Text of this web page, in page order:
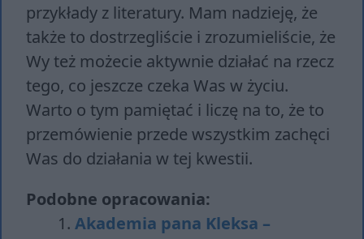
przykłady z literatury. Mam nadzieję, że
także to dostrzegliście i zrozumieliście, że
Wy też możecie aktywnie działać na rzecz
tego, co jeszcze czeka Was w życiu.
Warto o tym pamiętać i liczę na to, że to
przemówienie przede wszystkim zachęci
Was do działania w tej kwestii.
Podobne opracowania:
Akademia pana Kleksa –